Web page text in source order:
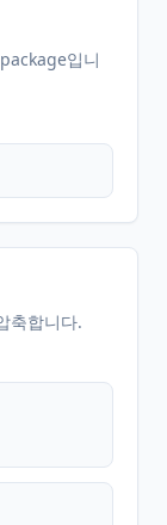
입니
축합니다.